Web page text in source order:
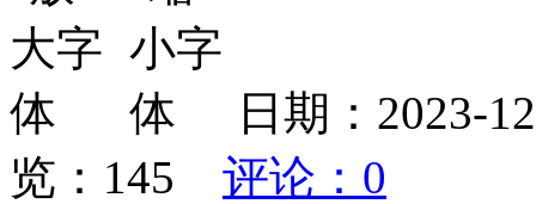
日期：2023-
览： 145
评论：0